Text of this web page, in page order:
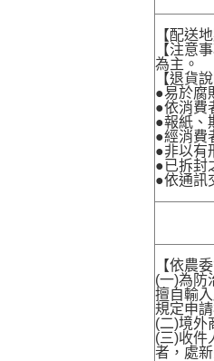
【配送
【注意
為主。
【退貨
●易於腐
●依消費
●報紙、
●經消費
●非以有
●已拆封
●依通訊
【依農
(一)為防
擅自輸
規定申
(二)境外
(三)收件
者，處